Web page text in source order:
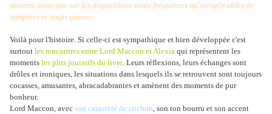
meurtre ainsi que sur les disparitions aussi fréquentes qu'inexplicables de
vampires et loups garous.
Voilà pour l'histoire. Si celle-ci est sympathique et bien développée c'est
surtout les rencontres entre Lord Maccon et Alexia qui représentent les
moments les plus jouissifs du livre. Leurs réflexions, leurs échanges sont
drôles et ironiques, les situations dans lesquels ils se retrouvent sont toujours
cocasses, amusantes, abracadabrantes et amènent des moments de pur
bonheur.
Lord Maccon, avec son caractère de cochon, son ton bourru et son accent